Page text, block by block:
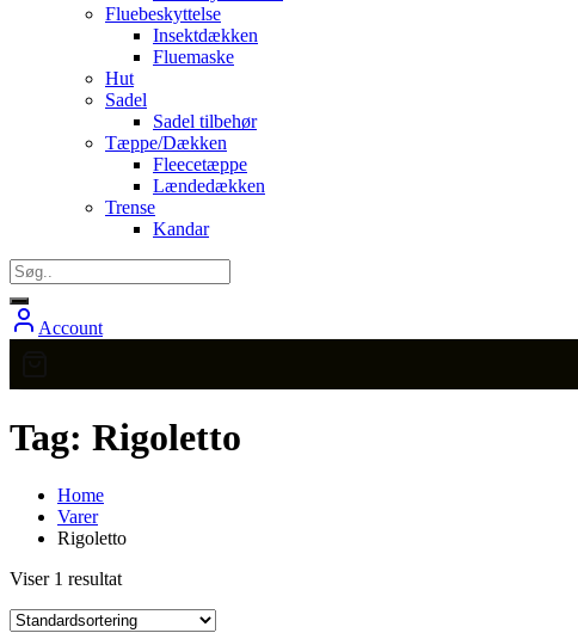
Fluebeskyttelse
Insektdækken
Fluemaske
Hut
Sadel
Sadel tilbehør
Tæppe/Dækken
Fleecetæppe
Lændedækken
Trense
Kandar
Account
Tag: Rigoletto
Home
Varer
Rigoletto
Viser 1 resultat